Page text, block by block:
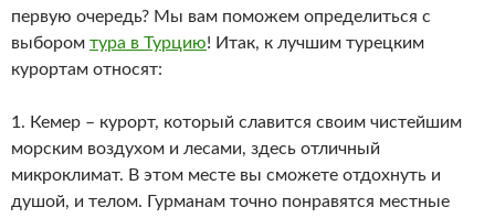
первую очередь? Мы вам поможем определиться с
выбором тура в Турцию! Итак, к лучшим турецким
курортам относят:
1. Кемер – курорт, который славится своим чистейшим
морским воздухом и лесами, здесь отличный
микроклимат. В этом месте вы сможете отдохнуть и
душой, и телом. Гурманам точно понравятся местные